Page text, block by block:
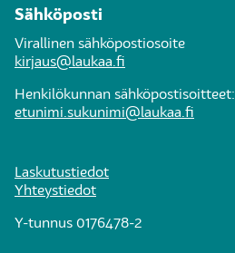
Sähköposti
Virallinen sähköpostiosoite
kirjaus@laukaa.fi
Henkilökunnan sähköpostisoitteet:
etunimi.sukunimi@laukaa.fi
Laskutustiedot
Yhteystiedot
Y-tunnus 0176478-2